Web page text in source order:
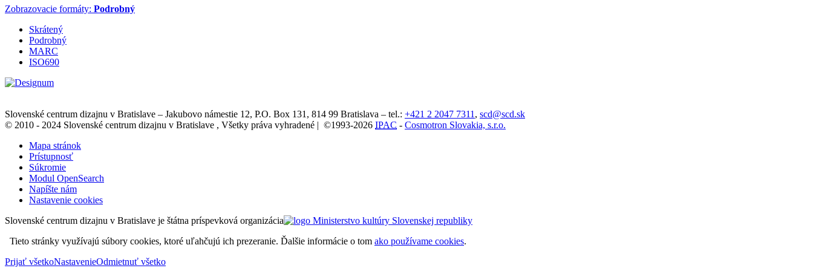
Zobrazovacie formáty: Podrobný
Skrátený
Podrobný
MARC
ISO690
Slovenské centrum dizajnu v Bratislave – Jakubovo námestie 12, P.O. Box 131, 814 99 Bratislava – tel.: +421 2 2047 7311 , scd@scd.sk
© 2010 - 2024 Slovenské centrum dizajnu v Bratislave , Všetky práva vyhradené | ©1993-2026 IPAC - Cosmotron Slovakia, s.r.o.
Mapa stránok
Prístupnosť
Súkromie
Modul OpenSearch
Napíšte nám
Nastavenie cookies
Slovenské centrum dizajnu v Bratislave je štátna príspevková organizácia
Tieto stránky využívajú súbory cookies, ktoré uľahčujú ich prezeranie. Ďalšie informácie o tom ako používame cookies.
Prijať všetkoNastavenieOdmietnuť všetko